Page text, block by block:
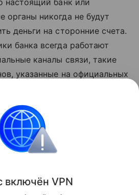
настоящий банк или
органы никогда не будут
деньги на сторонние счета.
банка всегда работают
каналы связи, такие
указанные на официальных
деньги, не стоит доверять
если вам кажется, что он
человека", - добавили в
Поделиться
включён VPN